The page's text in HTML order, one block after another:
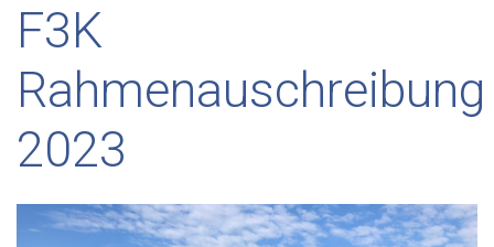
F3K
Rahmenauschreibung
2023